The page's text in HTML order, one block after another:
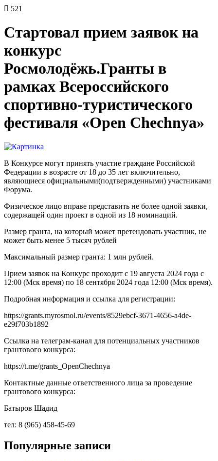
521
Стартовал прием заявок на
конкурс
Росмолодёжь.Гранты в
рамках Всероссийского
спортивно-туристического
фестиваля «Open Chechnya»
В Конкурсе могут принять участие граждане Российской
Федерации в возрасте от 18 до 35 лет включительно,
являющиеся официальными(подтвержденными) участниками
Форума.
Физическое лицо вправе представить не более одной заявки,
содержащей один проект в одной из 18 номинаций.
Размер гранта, на который может претендовать участник, не
может быть менее 5 тысяч рублей
Максимальный размер гранта: 1 млн рублей.
Прием заявок на Конкурс проходит с 19 августа 2024 года с
12:00 (Мск время) по 18 сентября 2024 года 12:00 (Мск время).
Подробная информация и ссылка для регистрации:
https://grants.myrosmol.ru/events/8529ebcf-3671-4656-a4de-
e29f703b1892
Ссылка на телеграм-канал для потенциальных участников
грантового конкурса:
https://t.me/grants_OpenChechnya
Контактные данные ответственного лица за проведение
грантового конкурса:
Батыров Шадид
тел: 8 (965) 458-45-69
Популярные записи